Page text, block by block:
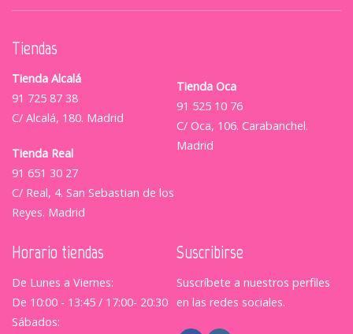
Tiendas
Tienda Alcalá
91 725 87 38
C/ Alcalá, 180. Madrid
Tienda Real
91 651 30 27
C/ Real, 4. San Sebastian de los
Reyes. Madrid
Tienda Oca
91 525 10 76
C/ Oca, 106. Carabanchel.
Madrid
Horario tiendas
De Lunes a Viernes:
De 10:00 - 13:45 / 17:00- 20:30
Sábados:
Suscribirse
Suscríbete a nuestros perfiles
en las redes sociales.